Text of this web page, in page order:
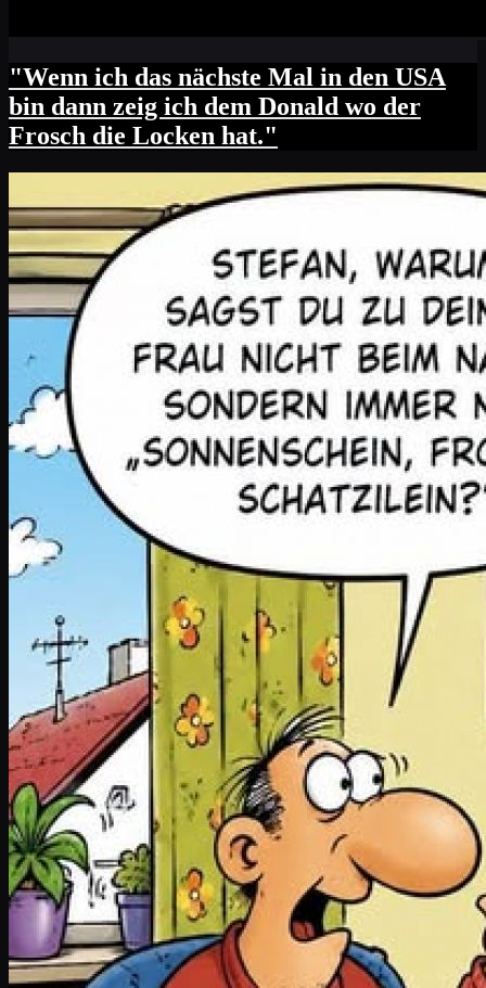
"Wenn ich das nächste Mal in den USA
bin dann zeig ich dem Donald wo der
Frosch die Locken hat."